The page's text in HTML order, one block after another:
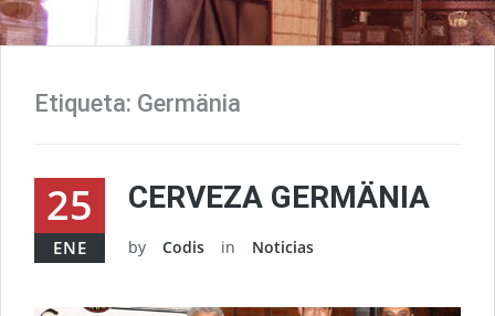
Etiqueta: Germänia
25
ENE
CERVEZA GERMÄNIA
by Codis in Noticias